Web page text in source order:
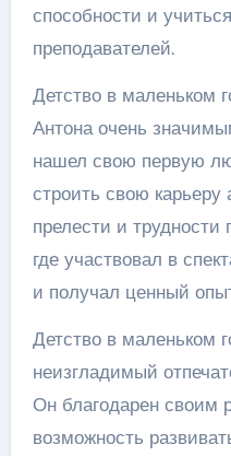
способности и
преподавателей.
Детство в маленьком
Антона очень
нашел свою первую
строить свою
прелести и трудности
где участвовал в
и получал ценный
Детство в маленьком
неизгладимый
Он благодарен своим
возможность